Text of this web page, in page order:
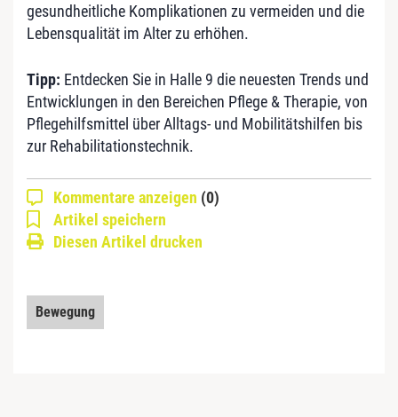
gesundheitliche Komplikationen zu vermeiden und die
Lebensqualität im Alter zu erhöhen.
Tipp: Entdecken Sie in Halle 9 die neuesten Trends und
Entwicklungen in den Bereichen Pflege & Therapie, von
Pflegehilfsmittel über Alltags- und Mobilitätshilfen bis
zur Rehabilitationstechnik.
Kommentare anzeigen (0)
Artikel speichern
Diesen Artikel drucken
Bewegung